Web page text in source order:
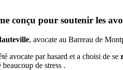
conçu pour soutenir les
, avocate au Barreau de
avocate par hasard et a choisi de se
de stress .